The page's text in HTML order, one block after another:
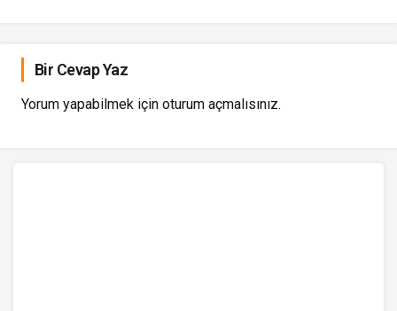
Bir Cevap Yaz
Yorum yapabilmek için oturum açmalısınız.